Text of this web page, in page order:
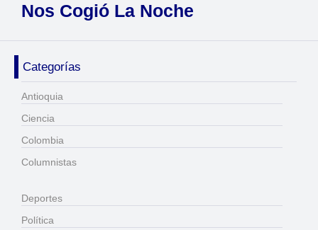
Nos Cogió La Noche
Categorías
Antioquia
Ciencia
Colombia
Columnistas
Deportes
Política